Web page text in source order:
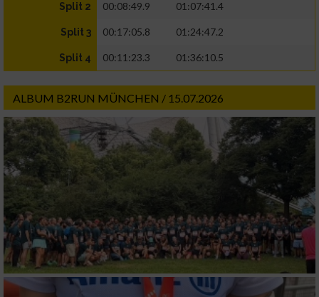
Split 2 00:08:49.9 01:07:41.4
Split 3 00:17:05.8 01:24:47.2
Split 4 00:11:23.3 01:36:10.5
ALBUM B2RUN MÜNCHEN / 15.07.2026